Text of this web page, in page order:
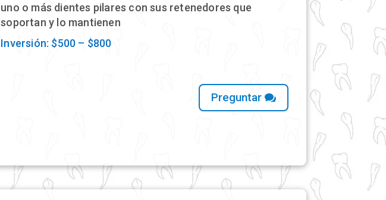
uno o más dientes pilares con sus retenedores que
soportan y lo mantienen
Inversión: $500 – $800
Preguntar